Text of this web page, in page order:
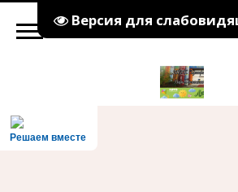
Версия для
Решаем вместе